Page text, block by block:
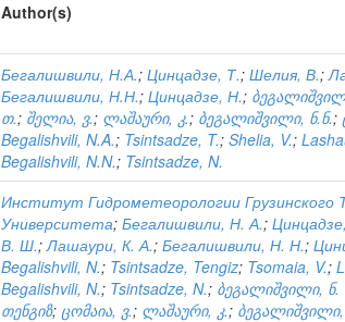
Author(s)
Бегалишвили, Н.А.; Цинцадзе, Т.; Шелия, В.;
Бегалишвили, Н.Н.; Цинцадзе, Н.;
თ.; შელია, ვ.; ლაშაური, კ.; ბეგალიშვილი, ნ.ნ.;
Begalishvili, N.A.; Tsintsadze, T.; Shelia, V.;
Begalishvili, N.N.; Tsintsadze, N.
Институт Гидрометеорологии Грузинского
Университета; Бегалишвили, Н. А.;
В. Ш.;Лашаури, К. А.; Бегалишвили, Н. Н.;
Begalishvili, N.; Tsintsadze, Tengiz; Tsomaia, V.;
Begalishvili, N.; Tsintsadze, N.; ბეგალიშვილი, ნ.
თენგიზ; ცომაია, ვ.; ლაშაური, კ.; ბეგალიშვილი,